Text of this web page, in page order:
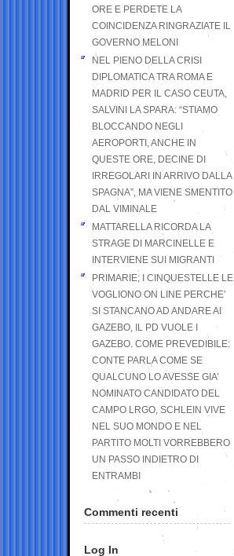
ORE E PERDETE LA
COINCIDENZA RINGRAZIATE IL
GOVERNO MELONI
NEL PIENO DELLA CRISI
DIPLOMATICA TRA ROMA E
MADRID PER IL CASO CEUTA,
SALVINI LA SPARA: “STIAMO
BLOCCANDO NEGLI
AEROPORTI, ANCHE IN
QUESTE ORE, DECINE DI
IRREGOLARI IN ARRIVO DALLA
SPAGNA”, MA VIENE SMENTITO
DAL VIMINALE
MATTARELLA RICORDA LA
STRAGE DI MARCINELLE E
INTERVIENE SUI MIGRANTI
PRIMARIE; I CINQUESTELLE LE
VOGLIONO ON LINE PERCHE’
SI STANCANO AD ANDARE AI
GAZEBO, IL PD VUOLE I
GAZEBO. COME PREVEDIBILE:
CONTE PARLA COME SE
QUALCUNO LO AVESSE GIA’
NOMINATO CANDIDATO DEL
CAMPO LRGO, SCHLEIN VIVE
NEL SUO MONDO E NEL
PARTITO MOLTI VORREBBERO
UN PASSO INDIETRO DI
ENTRAMBI
Commenti recenti
Log In